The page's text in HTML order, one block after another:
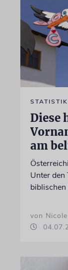
STATISTIK
Diese
am
Unter den
von